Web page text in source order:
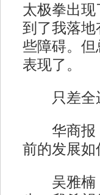
太极拳出
到了我落
些障碍。
表现了。
只差全
华商报：
前的发展如
吴雅楠：